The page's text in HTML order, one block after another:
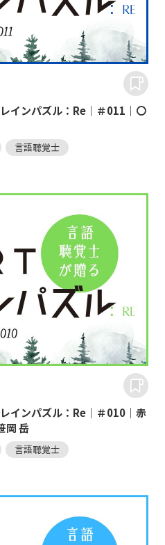
インパズル：Re｜＃011｜〇
言語聴覚士
インパズル：Re｜＃010｜赤
岡 岳
言語聴覚士